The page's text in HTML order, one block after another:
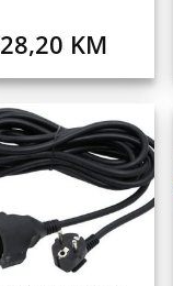
28,20 KM
Dodaj
na
listu
želja